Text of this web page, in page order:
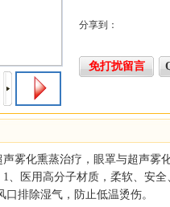
分享到：
免打扰留言
雾化熏蒸治疗，眼罩与超声雾
、医用高分子材质，柔软、安
排除湿气，防止低温烫伤。